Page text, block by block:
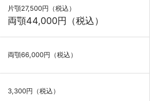
片顎27,500円（税込）
両顎44,000円（税込）
両顎66,000円（税込）
3,300円（税込）